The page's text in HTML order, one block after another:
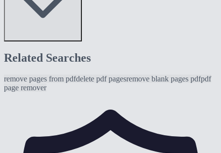
Related Searches
remove pages from pdfdelete pdf pagesremove blank pages pdfpdf
page remover